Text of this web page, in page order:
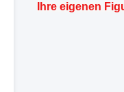
Ihre eigenen